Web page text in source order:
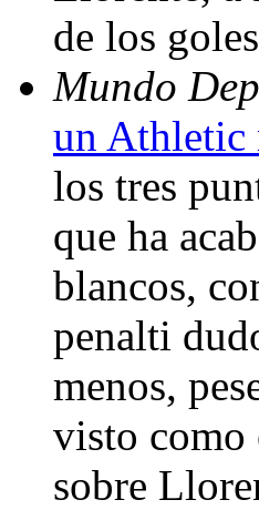
de los
Mundo
un Athletic
los tres
que ha
blancos,
penalti
menos,
visto como
sobre